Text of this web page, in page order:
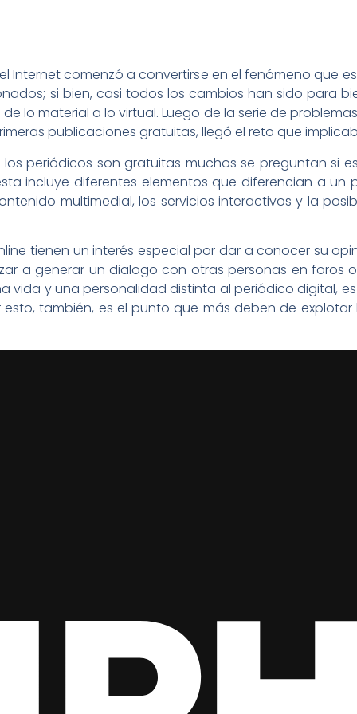
Internet comenzó a convertirse en el fenómeno que
si bien, casi todos los cambios han sido para
lo material a lo virtual. Luego de la serie de
publicaciones gratuitas, llegó el reto que
periódicos son gratuitas muchos se preguntan si
incluye diferentes elementos que diferencian a un
multimedial, los servicios interactivos y la
tienen un interés especial por dar a conocer su
a generar un dialogo con otras personas en foros
vida y una personalidad distinta al periódico digital,
también, es el punto que más deben de